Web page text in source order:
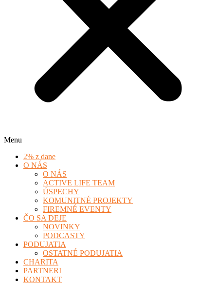
Menu
2% z dane
O NÁS
O NÁS
ACTIVE LIFE TEAM
ÚSPECHY
KOMUNITNÉ PROJEKTY
FIREMNÉ EVENTY
ČO SA DEJE
NOVINKY
PODCASTY
PODUJATIA
OSTATNÉ PODUJATIA
CHARITA
PARTNERI
KONTAKT